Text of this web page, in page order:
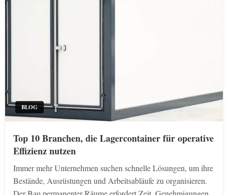
BLOG
Top 10 Branchen, die Lagercontainer für operative
Effizienz nutzen
Immer mehr Unternehmen suchen schnelle Lösungen, um ihre
Bestände, Ausrüstungen und Arbeitsabläufe zu organisieren.